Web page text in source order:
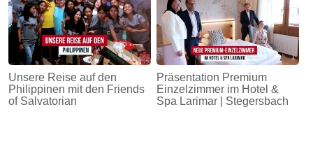
Unsere Reise auf den
Philippinen mit den Friends
of Salvatorian
Präsentation Premium
Einzelzimmer im Hotel &
Spa Larimar | Stegersbach